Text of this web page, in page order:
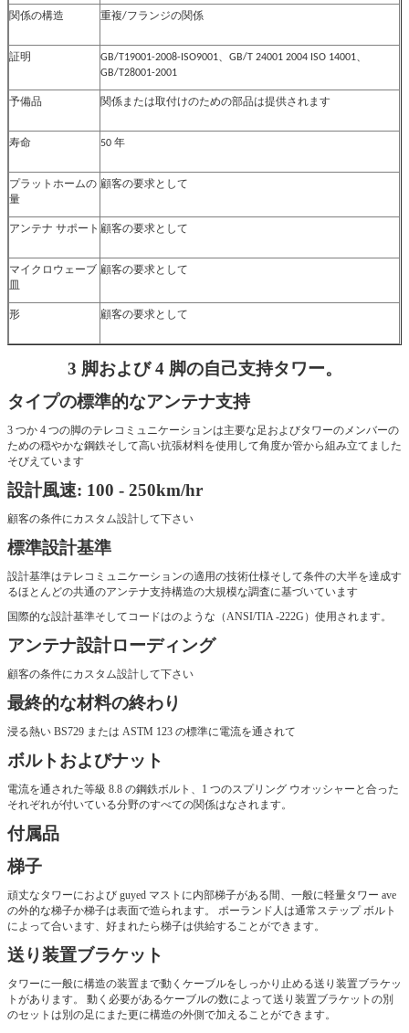
関係の構造 重複/フランジの関係
証明
GB/T19001-2008-ISO9001、GB/T 24001 2004 ISO 14001、
GB/T28001-2001
予備品 関係または取付けのための部品は提供されます
寿命 50 年
プラットホームの
量
顧客の要求として
アンテナ サポート 顧客の要求として
マイクロウェーブ 顧客の要求として
形 顧客の要求として
3 脚および 4 脚の自己支持タワー。
タイプの標準的なアンテナ支持
3 つか 4 つの脚のテレコミュニケーションは主要な足およびタワーのメンバーの
ための穏やかな鋼鉄そして高い抗張材料を使用して角度か管から組み立てました
そびえています
設計風速: 100 - 250km/hr
顧客の条件にカスタム設計して下さい
標準設計基準
設計基準はテレコミュニケーションの適用の技術仕様そして条件の大半を達成す
るほとんどの共通のアンテナ支持構造の大規模な調査に基づいています
国際的な設計基準そしてコードはのような（ANSI/TIA -222G）使用されます。
アンテナ設計ローディング
顧客の条件にカスタム設計して下さい
最終的な材料の終わり
浸る熱い BS729 または ASTM 123 の標準に電流を通されて
ボルトおよびナット
電流を通された等級 8.8 の鋼鉄ボルト、1 つのスプリング ウオッシャーと合った
それぞれが付いている分野のすべての関係はなされます。
付属品
梯子
頑丈なタワーにおよび guyed マストに内部梯子がある間、一般に軽量タワー ave
の外的な梯子か梯子は表面で造られます。 ポーランド人は通常ステップ ボルト
によって合います、好まれたら梯子は供給することができます。
送り装置ブラケット
タワーに一般に構造の装置まで動くケーブルをしっかり止める送り装置ブラケッ
トがあります。 動く必要があるケーブルの数によって送り装置ブラケットの別
のセットは別の足にまた更に構造の外側で加えることができます。